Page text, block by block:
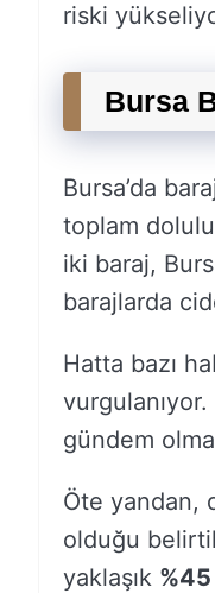
riski
Bursa
Bursa’da
toplam
iki baraj,
barajlarda
Hatta bazı
gündem
Öte yandan,
olduğu
yaklaşık %45